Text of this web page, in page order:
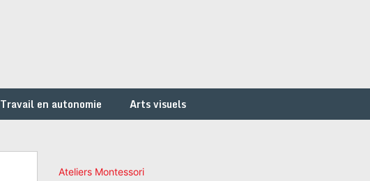
Travail en autonomie Arts visuels
Ateliers Montessori